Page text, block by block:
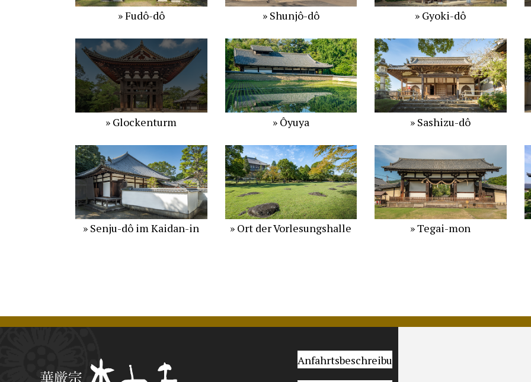
» Fudô-dô » Shunjô-dô » Gyoki-dô
» Glockenturm » Ôyuya » Sashizu-dô
» Senju-dô im Kaidan-in » Ort der Vorlesungshalle » Tegai-mon
Anfahrtsbeschreibung